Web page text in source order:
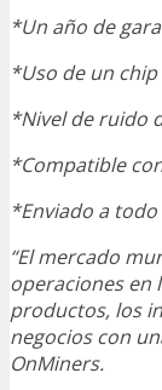
*Un año de
*Uso de un
*Nivel de ruido
*Compatible
*Enviado a
“El mercado
operaciones en
productos, los
negocios con
OnMiners.